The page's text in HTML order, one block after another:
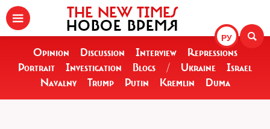
РУ
THE NEW TIMES
НОВОЕ ВРЕМЯ
Opinion Discussion Interview
Repressions
Portrait
Investigation Blogs / Ukraine
Israel
Navalny
Trump Putin Kremlin Duma